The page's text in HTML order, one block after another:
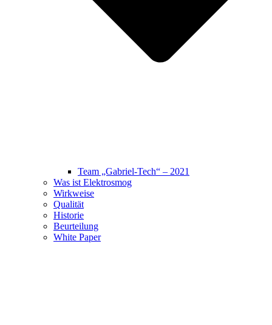
Team „Gabriel-Tech“ – 2021
Was ist Elektrosmog
Wirkweise
Qualität
Historie
Beurteilung
White Paper